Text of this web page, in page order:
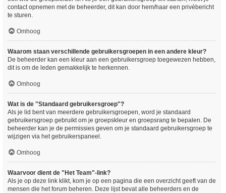
contact opnemen met de beheerder, dit kan door hem/haar een privébericht
te sturen.
Omhoog
Waarom staan verschillende gebruikersgroepen in een andere kleur?
De beheerder kan een kleur aan een gebruikersgroep toegewezen hebben,
dit is om de leden gemakkelijk te herkennen.
Omhoog
Wat is de "Standaard gebruikersgroep"?
Als je lid bent van meerdere gebruikersgroepen, word je standaard
gebruikersgroep gebruikt om je groepskleur en groepsrang te bepalen. De
beheerder kan je de permissies geven om je standaard gebruikersgroep te
wijzigen via het gebruikerspaneel.
Omhoog
Waarvoor dient de "Het Team"-link?
Als je op deze link klikt, kom je op een pagina die een overzicht geeft van de
mensen die het forum beheren. Deze lijst bevat alle beheerders en de